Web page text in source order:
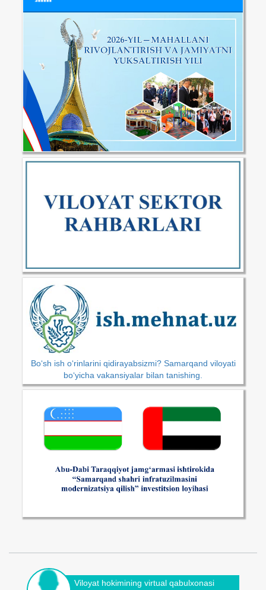
Bo‘sh ish o‘rinlarini qidirayabsizmi? Samarqand viloyati
bo‘yicha vakansiyalar bilan tanishing.
Viloyat hokimining virtual qabulxonasi